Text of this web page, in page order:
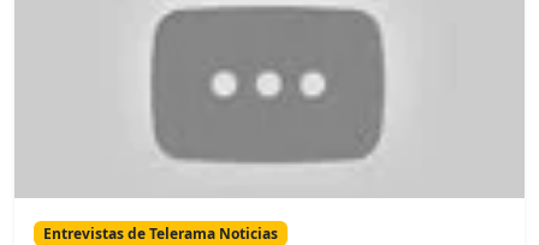
Entrevistas de Telerama Noticias